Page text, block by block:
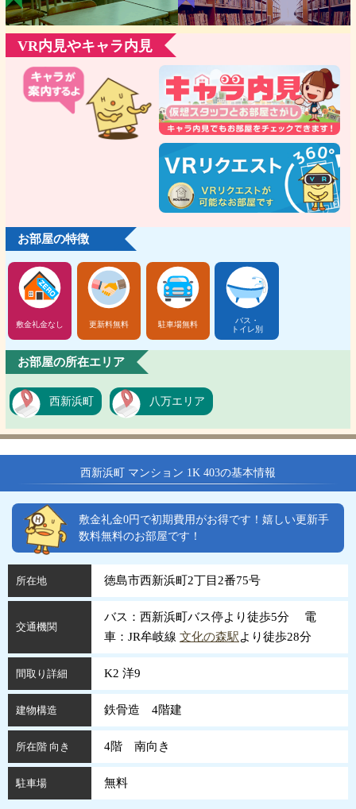
VR内見やキャラ内見
お部屋の特徴
敷金礼金なし 更新料無料 駐車場無料
バス・
トイレ別
お部屋の所在エリア
西新浜町 八万エリア
西新浜町 マンション 1K 403の基本情報
敷金礼金0円で初期費用がお得です！嬉しい更新手
数料無料のお部屋です！
所在地 徳島市西新浜町2丁目2番75号
交通機関
バス：西新浜町バス停より徒歩5分 電
車：JR牟岐線 文化の森駅より徒歩28分
間取り詳細 K2 洋9
建物構造 鉄骨造 4階建
所在階 向き 4階 南向き
駐車場 無料